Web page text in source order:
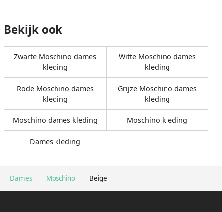
Dames Moschino Beige
Bekijk ook
Zwarte Moschino dames
kleding
Witte Moschino dames
kleding
Rode Moschino dames
kleding
Grijze Moschino dames
kleding
Moschino dames kleding Moschino kleding
Dames kleding